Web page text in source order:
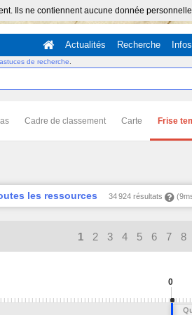
Ils ne contiennent aucune donnée
Actualités Recherche
astuces de recherche
Cadre de classement Carte Frise
les ressources 34 924 résultats
1 2 3 4 5 6 7 8
0